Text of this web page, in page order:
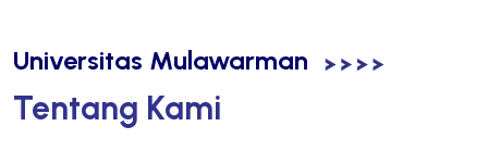
Universitas Mulawarman
Tentang Kami